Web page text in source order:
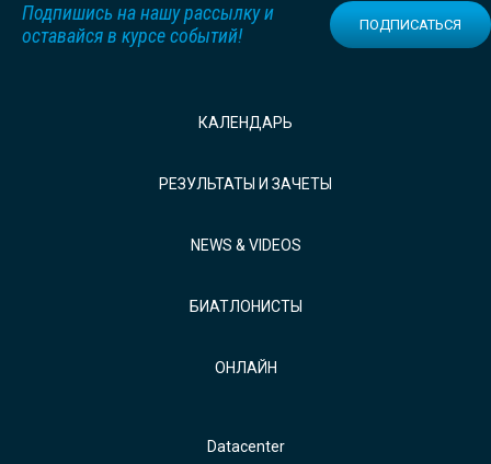
Подпишись на нашу рассылку и
оставайся в курсе событий!
ПОДПИСАТЬСЯ
КАЛЕНДАРЬ
РЕЗУЛЬТАТЫ И ЗАЧЕТЫ
NEWS & VIDEOS
БИАТЛОНИСТЫ
ОНЛАЙН
Datacenter